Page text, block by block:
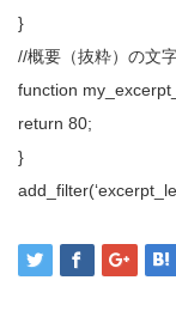
}
//概要（抜粋）の文
function
return 80;
}